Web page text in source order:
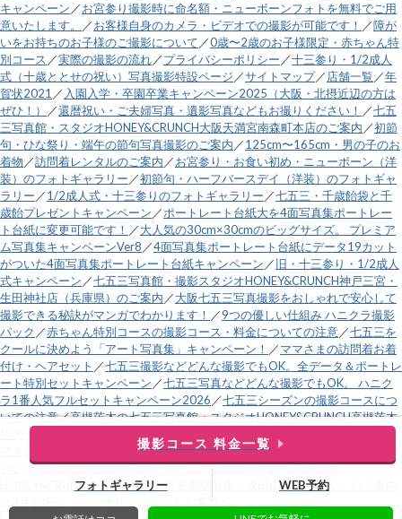
撮影コース 料金一覧
フォトギャラリー WEB予約
キャンペーン／お宮参り撮影時に命名額・ニューボーンフォトを無料でご用
意いたします。
／お客様自身のカメラ・ビデオでの撮影が可能です！ ／障が
いをお持ちのお子様のご撮影について／0歳〜2歳のお子様限定・赤ちゃん特
別コース／実際の撮影の流れ／プライバシーポリシー／十三参り・1/2成人
式（十歳ととせの祝い）写真撮影特設ページ／サイトマップ／店舗一覧／年
賀状2021／ 入園入学・卒園卒業キャンペーン2025（大阪・北摂近辺の方は
ぜひ！）
／還暦祝い・ご夫婦写真・遺影写真などもお撮りください！ ／七五
三写真館・スタジオHONEY&CRUNCH大阪天満宮南森町本店のご案内／初節
句・ひな祭り・端午の節句写真撮影のご案内／125cm〜165cm・男の子のお
着物／訪問着レンタルのご案内／お宮参り・お食い初め・ニューボーン（洋
装）のフォトギャラリー／初節句・ハーフバースデイ（洋装）のフォトギャ
ラリー／1/2成人式・十三参りのフォトギャラリー／七五三・千歳飴袋と千
歳飴プレゼントキャンペーン／ポートレート台紙大を4面写真集ポートレー
ト台紙に変更可能です！ ／大人気の30cm×30cmのビッグサイズ。 プレミア
ム写真集キャンペーンVer8／4面写真集ポートレート台紙にデータ19カット
がついた4面写真集ポートレート台紙キャンペーン／旧・十三参り・1/2成人
式キャンペーン／七五三写真館・撮影スタジオHONEY&CRUNCH神戸三宮・
生田神社店（兵庫県）のご案内／大阪七五三写真撮影をおしゃれで安心して
撮影できる秘訣がマンガでわかります！ ／9つの優しい仕組み ハニクラ撮影
パック ／赤ちゃん特別コースの撮影コース・料金についての注意／七五三を
クールに決めよう「アート写真集」キャンペーン！ ／ママさまの訪問着お着
付け・ヘアセット ／七五三撮影などどんな撮影でもOK。全データ＆ポートレ
ート特別セットキャンペーン／七五三写真などどんな撮影でもOK。 ハニク
ラ1番人気フルセットキャンペーン2026／七五三シーズンの撮影コースにつ
いての注意／高槻茨木の七五三写真館・スタジオHONEY&CRUNCH高槻茨木
店のご案内
電話受付時間変更のお知らせ ／ 営業時間外電話
直近土日祝の
緑と黒の市松模様と麻の葉模様の、鬼のようにカッコ
いいポートレート台紙ができました。／七五三写真館・スタジオ
HONEY&CRUNCH寝屋川枚方・香里園駅前店（成田山不動尊すぐ）のご案内
3月30日までにご予約いただいたお客様へ